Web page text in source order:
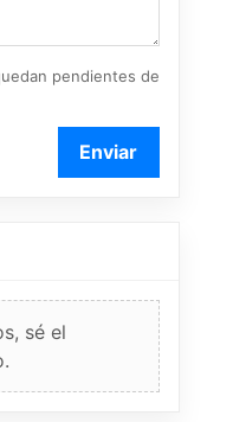
pendientes de
Enviar
sé el